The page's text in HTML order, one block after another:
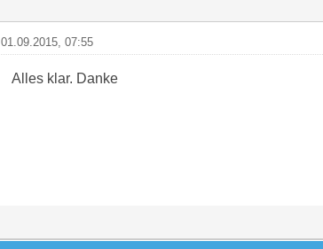
01.09.2015, 07:55
Alles klar. Danke